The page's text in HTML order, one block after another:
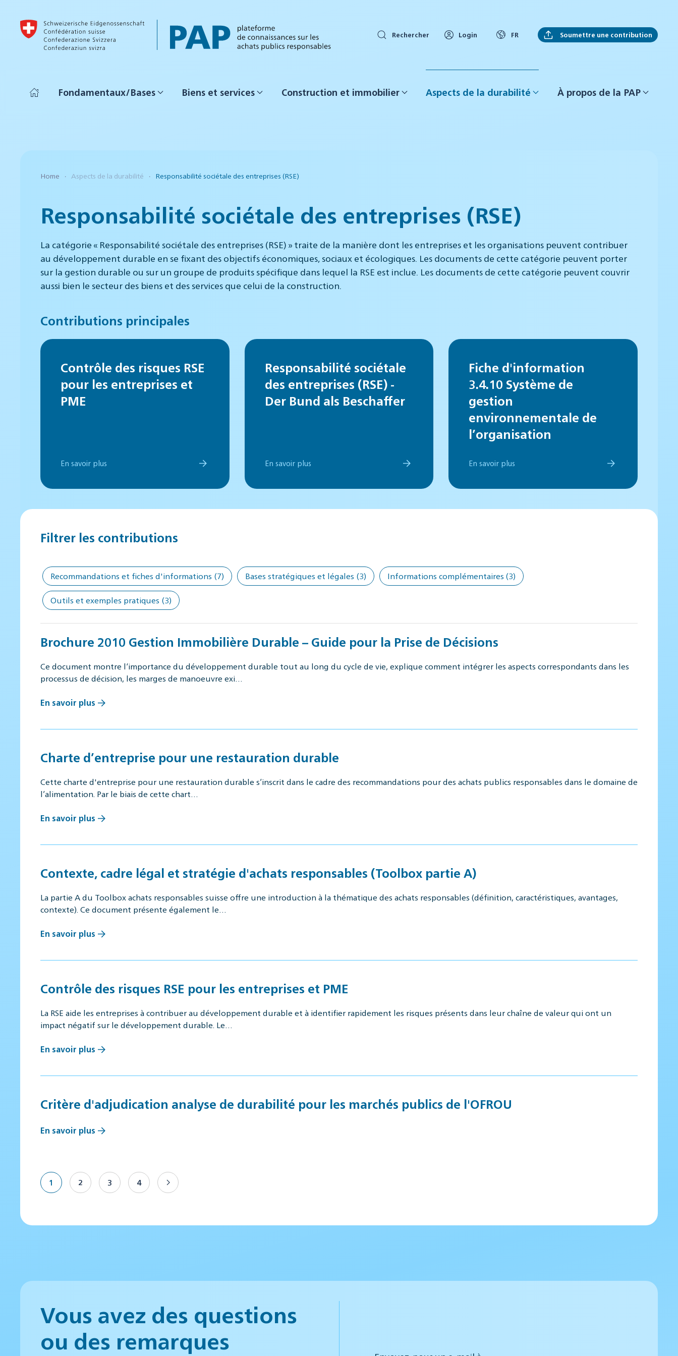
Accéder au contenu principal
Rechercher Login FR Soumettre une contribution
Fondamentaux/Bases Biens et services Construction et immobilier Aspects de la durabilité À propos de la PAP
Home Aspects de la durabilité Responsabilité sociétale des entreprises (RSE)
Responsabilité sociétale des entreprises (RSE)
La catégorie « Responsabilité sociétale des entreprises (RSE) » traite de la manière dont les entreprises et les organisations peuvent contribuer
au développement durable en se fixant des objectifs économiques, sociaux et écologiques. Les documents de cette catégorie peuvent porter
sur la gestion durable ou sur un groupe de produits spécifique dans lequel la RSE est inclue. Les documents de cette catégorie peuvent couvrir
aussi bien le secteur des biens et des services que celui de la construction.
Contributions principales
Contrôle des risques RSE
pour les entreprises et
PME
En savoir plus
Responsabilité sociétale
des entreprises (RSE) -
Der Bund als Beschaffer
En savoir plus
Fiche d'information
3.4.10 Système de
gestion
environnementale de
l’organisation
En savoir plus
Filtrer les contributions
Recommandations et fiches d'informations (7) Bases stratégiques et légales (3) Informations complémentaires (3)
Outils et exemples pratiques (3)
Brochure 2010 Gestion Immobilière Durable – Guide pour la Prise de Décisions
Ce document montre l‘importance du développement durable tout au long du cycle de vie, explique comment intégrer les aspects correspondants dans les
processus de décision, les marges de manoeuvre exi…
En savoir plus
Charte d’entreprise pour une restauration durable
Cette charte d'entreprise pour une restauration durable s’inscrit dans le cadre des recommandations pour des achats publics responsables dans le domaine de
l’alimentation. Par le biais de cette chart…
En savoir plus
Contexte, cadre légal et stratégie d'achats responsables (Toolbox partie A)
La partie A du Toolbox achats responsables suisse offre une introduction à la thématique des achats responsables (définition, caractéristiques, avantages,
contexte). Ce document présente également le…
En savoir plus
Contrôle des risques RSE pour les entreprises et PME
La RSE aide les entreprises à contribuer au développement durable et à identifier rapidement les risques présents dans leur chaîne de valeur qui ont un
impact négatif sur le développement durable. Le…
En savoir plus
Critère d'adjudication analyse de durabilité pour les marchés publics de l'OFROU
En savoir plus
1 2 3 4
Vous avez des questions
ou des remarques